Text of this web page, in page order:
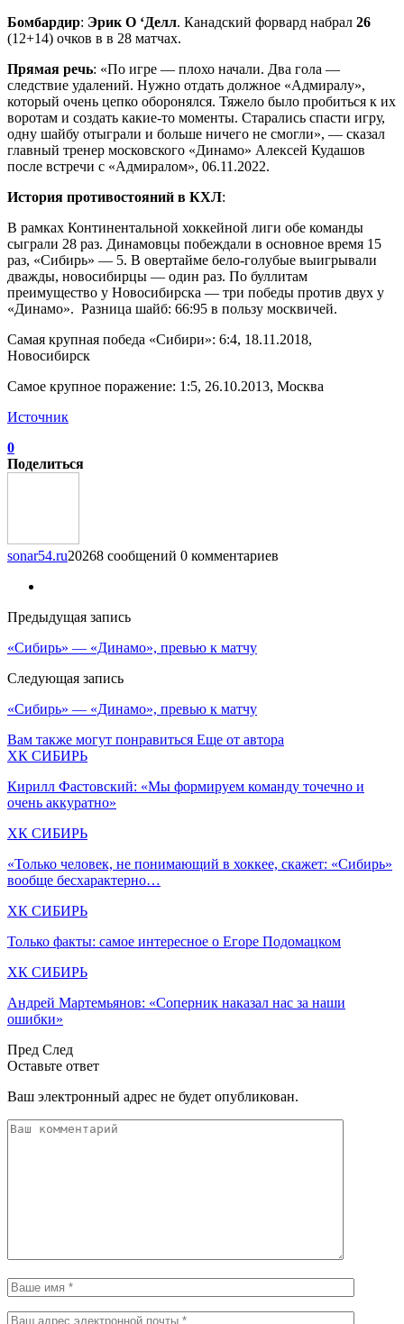
Бомбардир: Эрик О ‘Делл. Канадский форвард набрал 26
(12+14) очков в в 28 матчах.
Прямая речь: «По игре — плохо начали. Два гола —
следствие удалений. Нужно отдать должное «Адмиралу»,
который очень цепко оборонялся. Тяжело было пробиться к их
воротам и создать какие-то моменты. Старались спасти игру,
одну шайбу отыграли и больше ничего не смогли», — сказал
главный тренер московского «Динамо» Алексей Кудашов
после встречи с «Адмиралом», 06.11.2022.
История противостояний в КХЛ:
В рамках Континентальной хоккейной лиги обе команды
сыграли 28 раз. Динамовцы побеждали в основное время 15
раз, «Сибирь» — 5. В овертайме бело-голубые выигрывали
дважды, новосибирцы — один раз. По буллитам
преимущество у Новосибирска — три победы против двух у
«Динамо». Разница шайб: 66:95 в пользу москвичей.
Самая крупная победа «Сибири»: 6:4, 18.11.2018,
Новосибирск
Самое крупное поражение: 1:5, 26.10.2013, Москва
Источник
0
Поделиться
sonar54.ru20268 сообщений 0 комментариев
Предыдущая запись
«Сибирь» — «Динамо», превью к матчу
Следующая запись
«Сибирь» — «Динамо», превью к матчу
Вам также могут понравиться Еще от автора
ХК СИБИРЬ
Кирилл Фастовский: «Мы формируем команду точечно и
очень аккуратно»
ХК СИБИРЬ
«Только человек, не понимающий в хоккее, скажет: «Сибирь»
вообще бесхарактерно…
ХК СИБИРЬ
Только факты: самое интересное о Егоре Подомацком
ХК СИБИРЬ
Андрей Мартемьянов: «Соперник наказал нас за наши
ошибки»
Пред След
Оставьте ответ
Ваш электронный адрес не будет опубликован.